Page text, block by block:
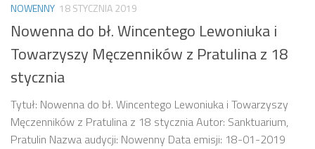
NOWENNY 18 STYCZNIA 2019
Nowenna do bł. Wincentego Lewoniuka i
Towarzyszy Męczenników z Pratulina z 18
stycznia
Tytuł: Nowenna do bł. Wincentego Lewoniuka i Towarzyszy
Męczenników z Pratulina z 18 stycznia Autor: Sanktuarium,
Pratulin Nazwa audycji: Nowenny Data emisji: 18-01-2019